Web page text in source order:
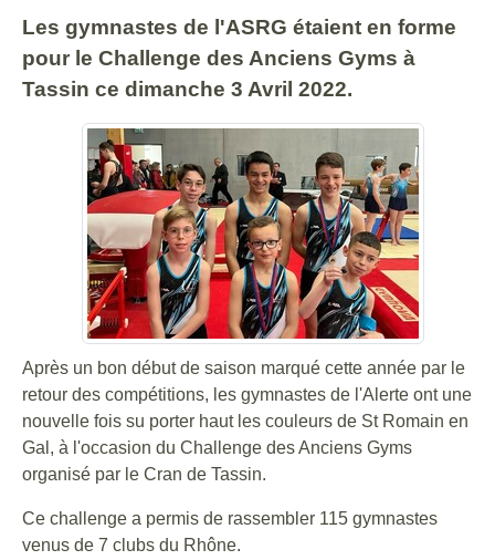
Les gymnastes de l'ASRG étaient en forme
pour le Challenge des Anciens Gyms à
Tassin ce dimanche 3 Avril 2022.
Après un bon début de saison marqué cette année par le
retour des compétitions, les gymnastes de l'Alerte ont une
nouvelle fois su porter haut les couleurs de St Romain en
Gal, à l'occasion du Challenge des Anciens Gyms
organisé par le Cran de Tassin.
Ce challenge a permis de rassembler 115 gymnastes
venus de 7 clubs du Rhône.